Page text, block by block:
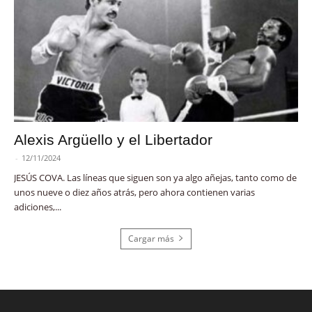
Alexis Argüello y el Libertador
- 12/11/2024
JESÚS COVA. Las líneas que siguen son ya algo añejas, tanto como de
unos nueve o diez años atrás, pero ahora contienen varias
adiciones,...
Cargar más